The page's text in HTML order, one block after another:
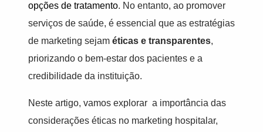
opções de tratamento. No entanto, ao promover
serviços de saúde, é essencial que as estratégias
de marketing sejam éticas e transparentes,
priorizando o bem-estar dos pacientes e a
credibilidade da instituição.
Neste artigo, vamos explorar a importância das
considerações éticas no marketing hospitalar,